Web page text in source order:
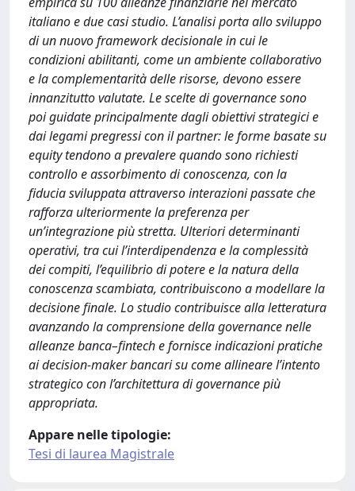
italiano e due casi studio. L’analisi porta allo sviluppo
di un nuovo framework decisionale in cui le
condizioni abilitanti, come un ambiente collaborativo
e la complementarità delle risorse, devono essere
innanzitutto valutate. Le scelte di governance sono
poi guidate principalmente dagli obiettivi strategici e
dai legami pregressi con il partner: le forme basate su
equity tendono a prevalere quando sono richiesti
controllo e assorbimento di conoscenza, con la
fiducia sviluppata attraverso interazioni passate che
rafforza ulteriormente la preferenza per
un’integrazione più stretta. Ulteriori determinanti
operativi, tra cui l’interdipendenza e la complessità
dei compiti, l’equilibrio di potere e la natura della
conoscenza scambiata, contribuiscono a modellare la
decisione finale. Lo studio contribuisce alla letteratura
avanzando la comprensione della governance nelle
alleanze banca–fintech e fornisce indicazioni pratiche
ai decision-maker bancari su come allineare l’intento
strategico con l’architettura di governance più
appropriata.
Appare nelle tipologie:
Tesi di laurea Magistrale